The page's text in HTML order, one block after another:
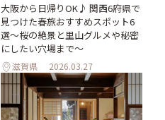
大阪から日帰りOK♪ 関西6府県で
見つけた春旅おすすめスポット6
選～桜の絶景と里山グルメや秘密
にしたい穴場まで～
滋賀県 2026.03.27